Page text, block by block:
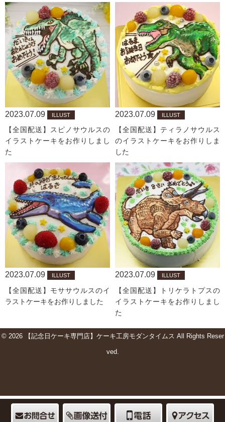
2023.07.09 ILLUST
【全国配送】スピノサウルスの
イラストケーキをお作りしまし
た
2023.07.09 ILLUST
【全国配送】ティラノサウルス
のイラストケーキをお作りしま
した
2023.07.09 ILLUST
【全国配送】モササウルスのイ
ラストケーキをお作りしました
2023.07.09 ILLUST
【全国配送】トリケラトプスの
イラストケーキをお作りしまし
た
© 2026 【記念日ケーキ専門店】ケーキ工房モダンタイムス All Rights Reser
ved.